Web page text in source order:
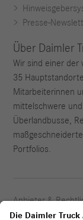
Presse-
Über Daimler
Wir sind einer der
35
Mitarbeiterinnen
mittelschwere
Überlandbusse,
Portfolios.
Anbieter &